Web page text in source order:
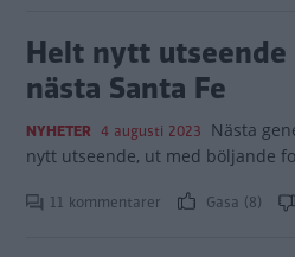
Helt nytt
nästa Santa Fe
NYHETER 4 augusti 2023 Nästa
nytt utseende, ut med böljande
11 kommentarer Gasa (8)